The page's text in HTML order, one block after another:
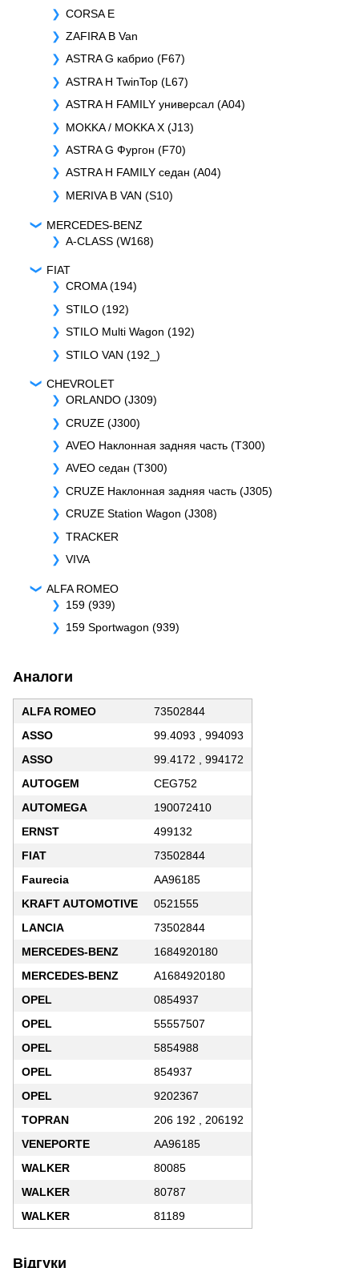
CORSA E
ZAFIRA B Van
ASTRA G кабрио (F67)
ASTRA H TwinTop (L67)
ASTRA H FAMILY универсал (A04)
MOKKA / MOKKA X (J13)
ASTRA G Фургон (F70)
ASTRA H FAMILY седан (A04)
MERIVA B VAN (S10)
MERCEDES-BENZ
A-CLASS (W168)
FIAT
CROMA (194)
STILO (192)
STILO Multi Wagon (192)
STILO VAN (192_)
CHEVROLET
ORLANDO (J309)
CRUZE (J300)
AVEO Наклонная задняя часть (T300)
AVEO седан (T300)
CRUZE Наклонная задняя часть (J305)
CRUZE Station Wagon (J308)
TRACKER
VIVA
ALFA ROMEO
159 (939)
159 Sportwagon (939)
Аналоги
ALFA ROMEO
73502844
ASSO
99.4093 , 994093
ASSO
99.4172 , 994172
AUTOGEM
CEG752
AUTOMEGA
190072410
ERNST
499132
FIAT
73502844
Faurecia
AA96185
KRAFT AUTOMOTIVE
0521555
LANCIA
73502844
MERCEDES-BENZ
1684920180
MERCEDES-BENZ
A1684920180
OPEL
0854937
OPEL
55557507
OPEL
5854988
OPEL
854937
OPEL
9202367
TOPRAN
206 192 , 206192
VENEPORTE
AA96185
WALKER
80085
WALKER
80787
WALKER
81189
Відгуки